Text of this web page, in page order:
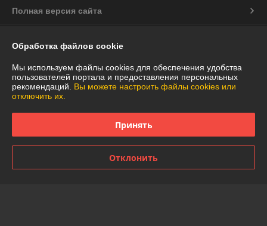
Полная версия сайта
Сайт создан на платформе Deal.by
Частное торговое унитарное предприятие
"АннаДекор"
Обработка файлов cookie
Мы используем файлы cookies для обеспечения удобства
пользователей портала и предоставления персональных
рекомендаций. Вы можете настроить файлы cookies или
отключить их.
Принять
Отклонить